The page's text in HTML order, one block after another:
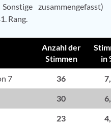
zusammengefasst)
Rang.
Anzahl der
Stimmen
in
7 36
30
23